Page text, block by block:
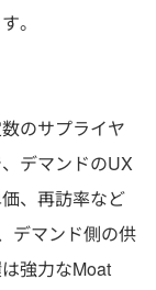
。
のサプライヤ
デマンドのUX
、再訪率など
デマンド側の供
強力なMoat